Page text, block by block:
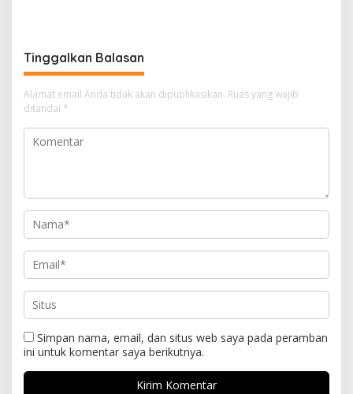
Tinggalkan Balasan
Alamat email Anda tidak akan dipublikasikan. Ruas yang wajib
ditandai *
Simpan nama, email, dan situs web saya pada peramban
ini untuk komentar saya berikutnya.